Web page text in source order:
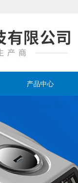
产品中心